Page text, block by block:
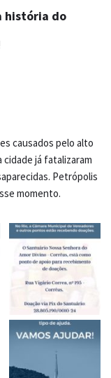
história do
causados pelo alto
cidade já fatalizaram
Petrópolis
momento.